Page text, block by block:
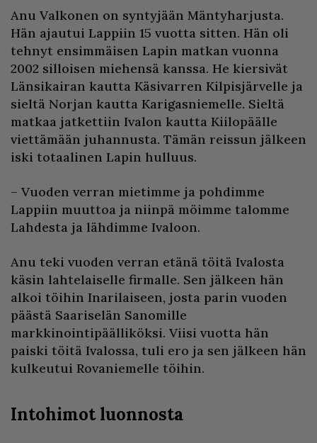
Anu Valkonen on syntyjään Mäntyharjusta.
Hän ajautui Lappiin 15 vuotta sitten. Hän oli
tehnyt ensimmäisen Lapin matkan vuonna
2002 silloisen miehensä kanssa. He kiersivät
Länsikairan kautta Käsivarren Kilpisjärvelle ja
sieltä Norjan kautta Karigasniemelle. Sieltä
matkaa jatkettiin Ivalon kautta Kiilopäälle
viettämään juhannusta. Tämän reissun jälkeen
iski totaalinen Lapin hulluus.
– Vuoden verran mietimme ja pohdimme
Lappiin muuttoa ja niinpä möimme talomme
Lahdesta ja lähdimme Ivaloon.
Anu teki vuoden verran etänä töitä Ivalosta
käsin lahtelaiselle firmalle. Sen jälkeen hän
alkoi töihin Inarilaiseen, josta parin vuoden
päästä Saariselän Sanomille
markkinointipäälliköksi. Viisi vuotta hän
paiski töitä Ivalossa, tuli ero ja sen jälkeen hän
kulkeutui Rovaniemelle töihin.
Intohimot luonnosta